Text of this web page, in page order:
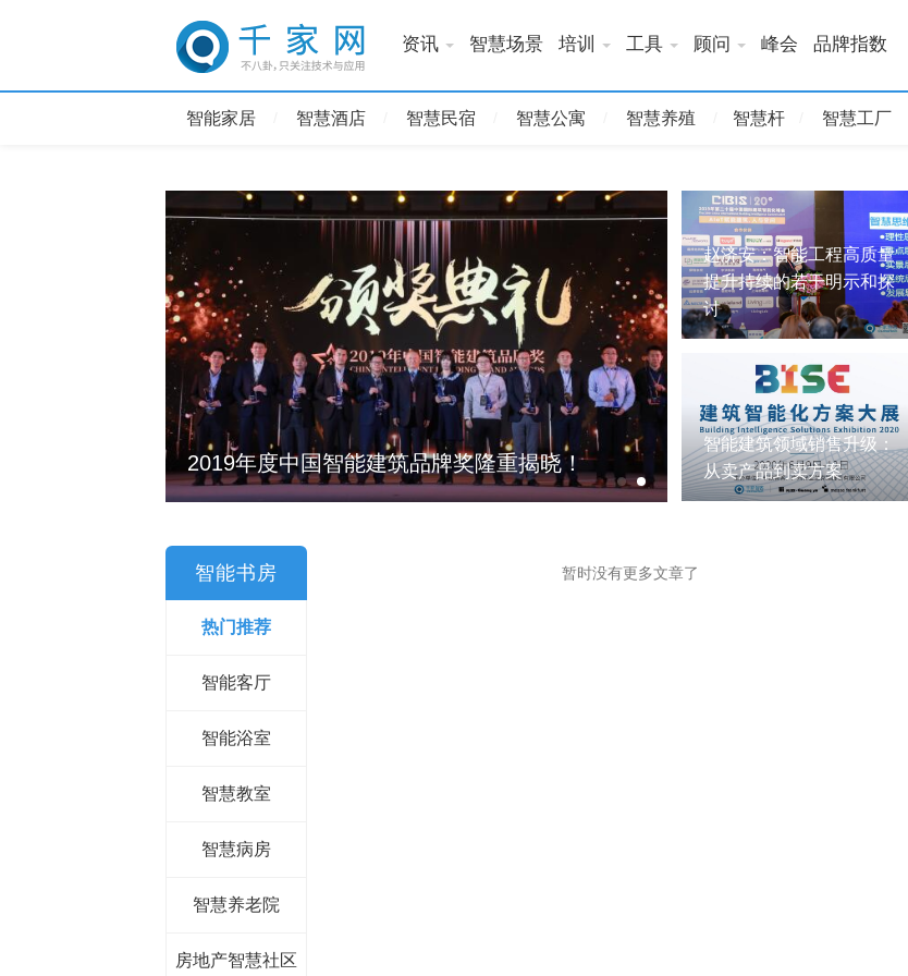
资讯 智慧场景 培训 工具 顾问 峰会 品牌指数
智能家居 智慧酒店 智慧民宿 智慧公寓 智慧养殖 智慧杆 智慧工厂
2019年度中国智能建筑品牌奖隆重揭晓！
AIoT赋能建筑、人
中国国际建筑智能化
赵济安：智能工程高质量
提升持续的若干明示和探
讨
智能建筑领域销售升级：
从卖产品到卖方案
智能书房
热门推荐
智能客厅
智能浴室
智慧教室
智慧病房
智慧养老院
房地产智慧社区
暂时没有更多文章了